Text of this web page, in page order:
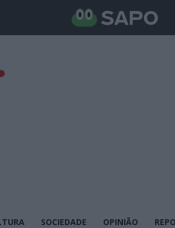
SOCIEDADE OPINIÃO